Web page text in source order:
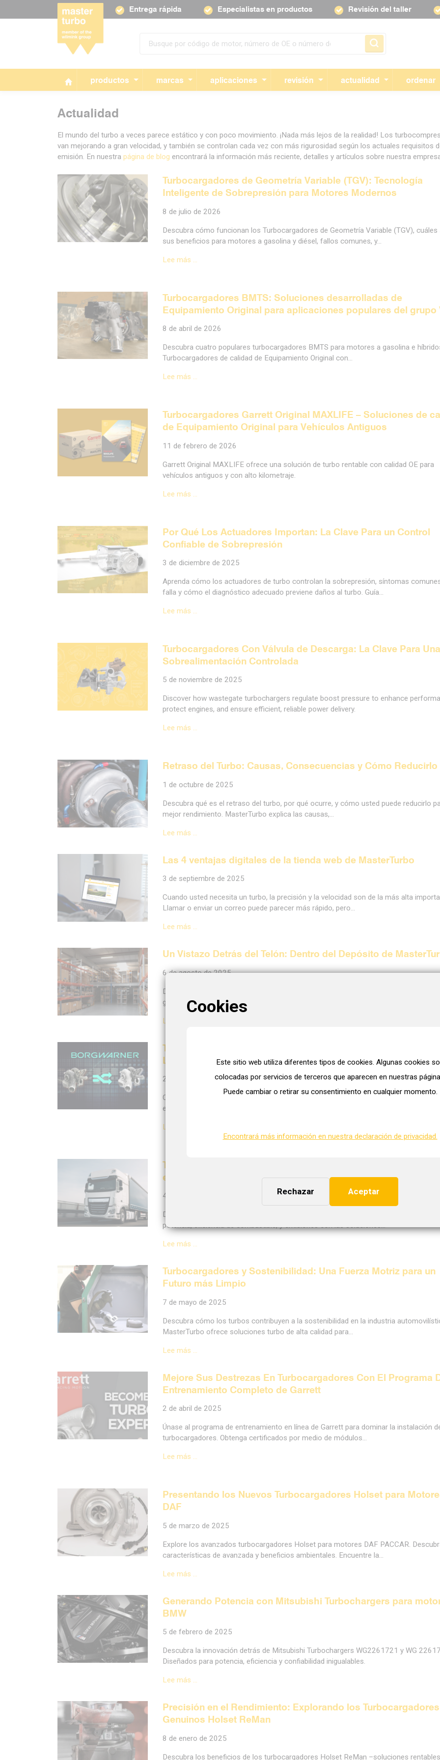
Cookies
Este sitio web utiliza diferentes tipos de cookies. Algunas cookies
colocadas por servicios de terceros que aparecen en nuestras
Puede cambiar o retirar su consentimiento en cualquier momento.
Encontrará más información en nuestra declaración de privacidad.
Rechazar Aceptar
productos marcas aplicaciones revisión actualidad ordenar
Entrega rápida Especialistas en productos Revisión del taller
Actualidad
El mundo del turbo a veces parece estático y con poco movimiento. ¡Nada más lejos de la realidad! Los
van mejorando a gran velocidad, y también se controlan cada vez con más rigurosidad según los actuales requisitos
emisión. En nuestra página de blog encontrará la información más reciente, detalles y artículos sobre nuestra
Turbocargadores de Geometría Variable (TGV): Tecnología
Inteligente de Sobrepresión para Motores Modernos
8 de julio de 2026
Descubra cómo funcionan los Turbocargadores de Geometría Variable (TGV), cuáles
sus beneficios para motores a gasolina y diésel, fallos comunes, y…
Lee más …
Turbocargadores BMTS: Soluciones desarrolladas de
Equipamiento Original para aplicaciones populares del grupo
8 de abril de 2026
Descubra cuatro populares turbocargadores BMTS para motores a gasolina e
Turbocargadores de calidad de Equipamiento Original con…
Lee más …
Turbocargadores Garrett Original MAXLIFE – Soluciones de
de Equipamiento Original para Vehículos Antiguos
11 de febrero de 2026
Garrett Original MAXLIFE ofrece una solución de turbo rentable con calidad OE para
vehículos antiguos y con alto kilometraje.
Lee más …
Por Qué Los Actuadores Importan: La Clave Para un Control
Confiable de Sobrepresión
3 de diciembre de 2025
Aprenda cómo los actuadores de turbo controlan la sobrepresión, síntomas
falla y cómo el diagnóstico adecuado previene daños al turbo. Guía…
Lee más …
Turbocargadores Con Válvula de Descarga: La Clave Para Una
Sobrealimentación Controlada
5 de noviembre de 2025
Discover how wastegate turbochargers regulate boost pressure to enhance
protect engines, and ensure efficient, reliable power delivery.
Lee más …
Retraso del Turbo: Causas, Consecuencias y Cómo Reducirlo
1 de octubre de 2025
Descubra qué es el retraso del turbo, por qué ocurre, y cómo usted puede reducirlo
mejor rendimiento. MasterTurbo explica las causas,…
Lee más …
Las 4 ventajas digitales de la tienda web de MasterTurbo
3 de septiembre de 2025
Cuando usted necesita un turbo, la precisión y la velocidad son de la más alta
Llamar o enviar un correo puede parecer más rápido, pero…
Lee más …
Un Vistazo Detrás del Telón: Dentro del Depósito de
6 de agosto de 2025
Descubra cómo el depósito y el taller bien organizados de MasterTurbo aseguran
globales rápidas de turbocargadores nuevos y reconstruidos.…
Lee más …
Turbocargadores BorgWarner ReMan. Una Forma Más
Limpia de Mantener Los Vehículos Andando
2 de julio de 2025
Cuando un turbocargador falla, no solamente afecta el rendimiento. Este afecta
eficiencia de combustible baja. Las emisiones suben. La…
Lee más …
Turbocargadores y Camiones: Potencia, Eficiencia, y
en el Camino
4 de junio de 2025
Descubra por qué los turbocargadores son esenciales para los camiones. Mejore la
potencia, eficiencia de combustible, y emisiones con las soluciones…
Lee más …
Turbocargadores y Sostenibilidad: Una Fuerza Motriz para un
Futuro más Limpio
7 de mayo de 2025
Descubra cómo los turbos contribuyen a la sostenibilidad en la industria
MasterTurbo ofrece soluciones turbo de alta calidad para…
Lee más …
Mejore Sus Destrezas En Turbocargadores Con El Programa
Entrenamiento Completo de Garrett
2 de abril de 2025
Únase al programa de entrenamiento en línea de Garrett para dominar la instalación
turbocargadores. Obtenga certificados por medio de módulos…
Lee más …
Presentando los Nuevos Turbocargadores Holset para
DAF
5 de marzo de 2025
Explore los avanzados turbocargadores Holset para motores DAF PACCAR.
características de avanzada y beneficios ambientales. Encuentre la…
Lee más …
Generando Potencia con Mitsubishi Turbochargers para
BMW
5 de febrero de 2025
Descubra la innovación detrás de Mitsubishi Turbochargers WG2261721 y WG
Diseñados para potencia, eficiencia y confiabilidad inigualables.
Lee más …
Precisión en el Rendimiento: Explorando los Turbocargadores
Genuinos Holset ReMan
8 de enero de 2025
Descubra los beneficios de los turbocargadores Holset ReMan –soluciones